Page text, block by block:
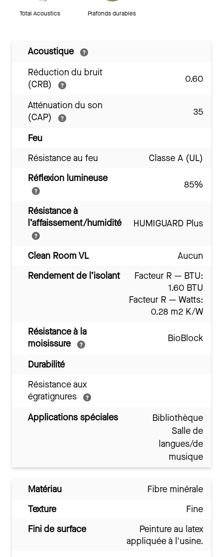
Total Acoustics Plafonds durables
Acoustique
Réduction du bruit
(CRB)
0.60
Atténuation du son
(CAP)
35
Feu
Résistance au feu
Classe A (UL)
Réflexion lumineuse
85%
Résistance à
l’affaissement/humidité
HUMIGUARD Plus
Clean Room VL
Aucun
Rendement de l’isolant
Facteur R — BTU:
1.60 BTU
Facteur R — Watts:
0.28 m2 K/W
Résistance à la
moisissure
BioBlock
Durabilité
Résistance aux
égratignures
Applications spéciales
Bibliothèque
Salle de
langues/de
musique
Matériau
Fibre minérale
Texture
Fine
Fini de surface
Peinture au latex
appliquée à l'usine.